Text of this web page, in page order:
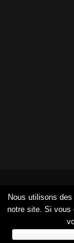
© 2017-2026
Nous utilisons
notre site. Si vous